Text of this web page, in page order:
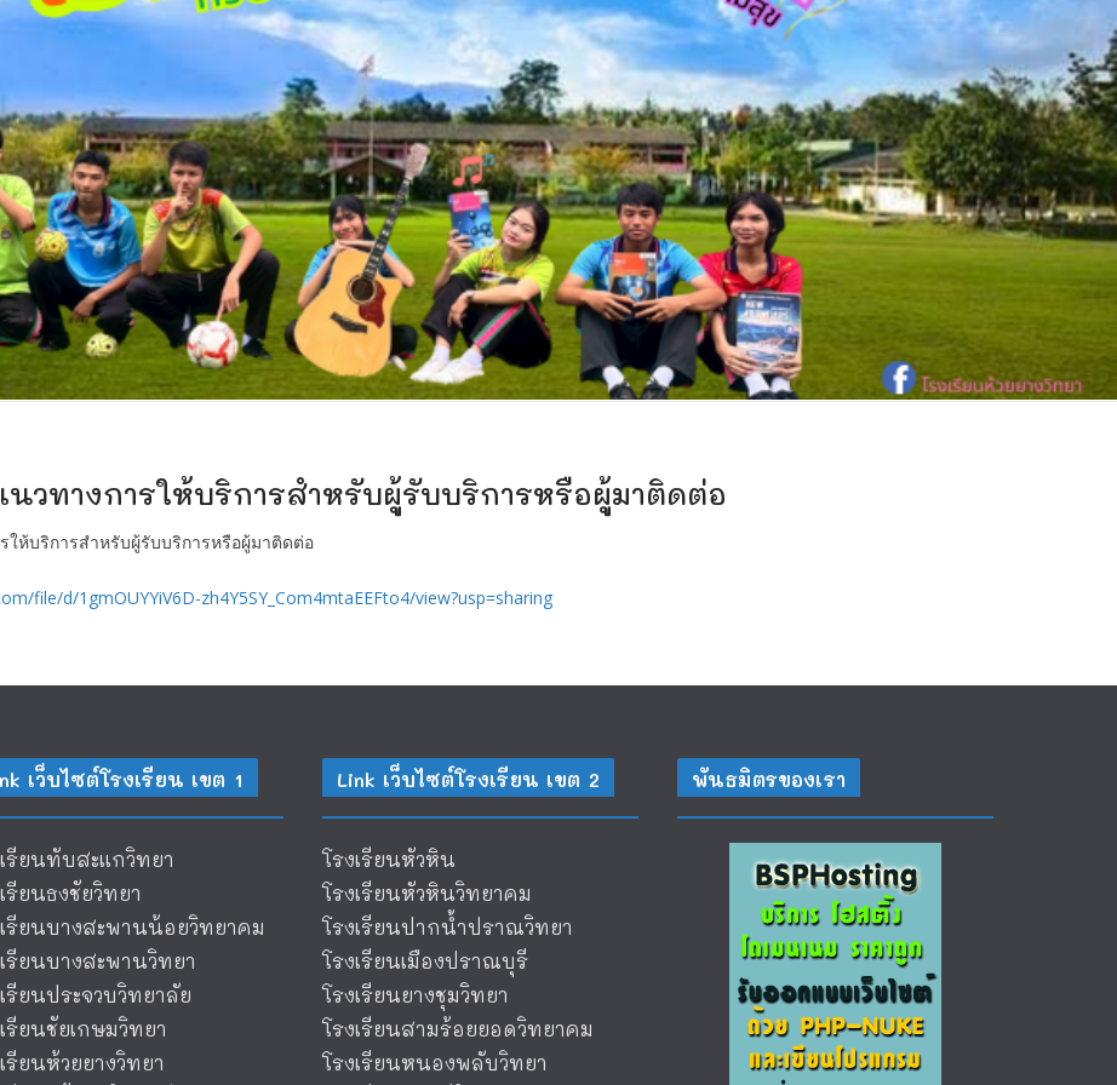
วทางการให้บริการสำหรับผู้รับบริการหรือผู้มาติดต่อ
ให้บริการสำหรับผู้รับบริการหรือผู้มาติดต่อ
file/d/1gmOUYYiV6D-zh4Y5SY_Com4mtaEEFto4/view?usp=sharing
เว็บไซต์โรงเรียน เขต 1
รียนทับสะแกวิทยา
รียนธงชัยวิทยา
รียนบางสะพานน้อยวิทยาคม
รียนบางสะพานวิทยา
รียนประจวบวิทยาลัย
รียนชัยเกษมวิทยา
รียนห้วยยางวิทยา
Link เว็บไซต์โรงเรียน เขต 2
โรงเรียนหัวหิน
โรงเรียนหัวหินวิทยาคม
โรงเรียนปากน้ำปราณวิทยา
โรงเรียนเมืองปราณบุรี
โรงเรียนยางชุมวิทยา
โรงเรียนสามร้อยยอดวิทยาคม
โรงเรียนหนองพลับวิทยา
พันธมิตรของเรา